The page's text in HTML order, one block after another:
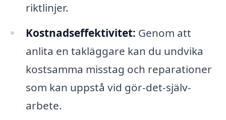
riktlinjer.
Kostnadseffektivitet: Genom att
anlita en takläggare kan du undvika
kostsamma misstag och reparationer
som kan uppstå vid gör-det-själv-
arbete.